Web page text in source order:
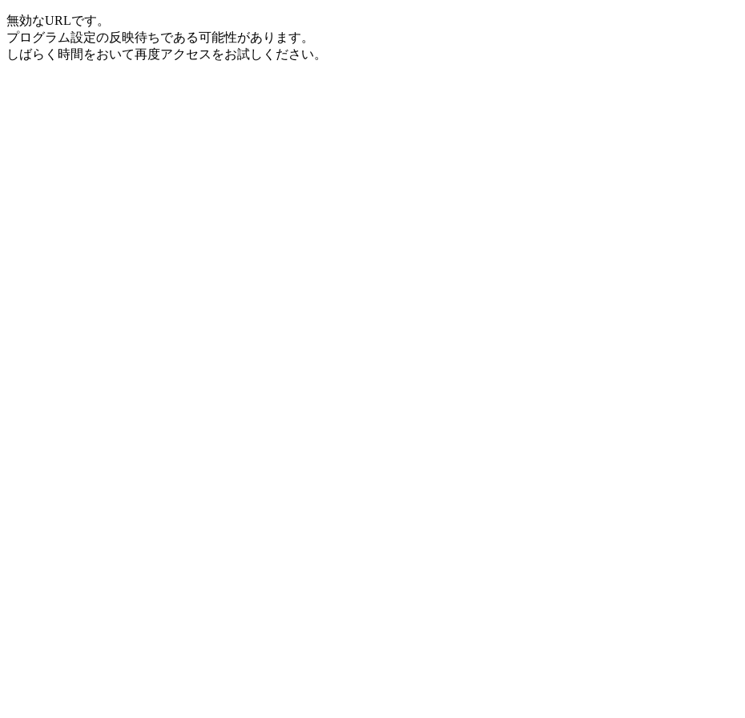
無効なURLです。
プログラム設定の反映待ちである可能性があります。
しばらく時間をおいて再度アクセスをお試しください。